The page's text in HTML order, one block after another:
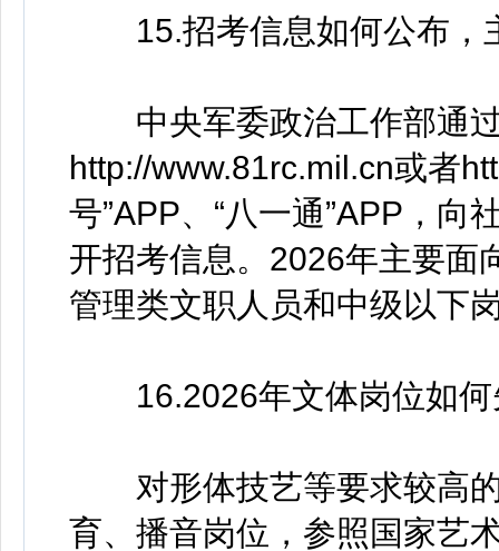
15.招考信息如何公布，
中央军委政治工作部通过
http://www.81rc.mil.cn或者
号”APP、“八一通”APP，
开招考信息。2026年主要面
管理类文职人员和中级以下
16.2026年文体岗位如何
对形体技艺等要求较高的
育、播音岗位，参照国家艺